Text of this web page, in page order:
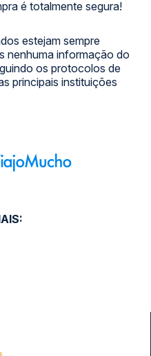
é totalmente segura!
estejam sempre
nenhuma informação do
os protocolos de
principais instituições